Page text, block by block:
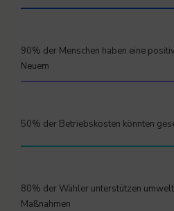
90% der Menschen haben eine
Neuem
50% der Betriebskosten könnten
80% der Wähler unterstützen
Maßnahmen